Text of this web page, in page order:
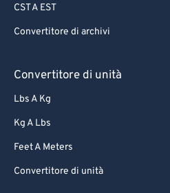
CST A EST
Convertitore di archivi
Convertitore di unità
Lbs A Kg
Kg A Lbs
Feet A Meters
Convertitore di unità